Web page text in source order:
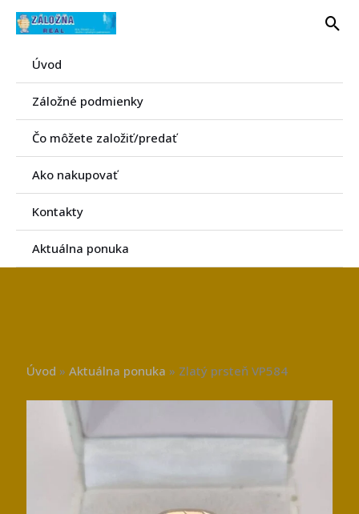
Preskočiť
Úvod
Záložné podmienky
Čo môžete založiť/predať
Ako nakupovať
Kontakty
Aktuálna ponuka
Úvod »Aktuálna ponuka » Zlatý prsteň VP584